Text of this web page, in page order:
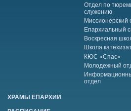
Отдел по
служению
Миссионерский
Епархиальный
Воскресная
Школа
КЮС «Спас»
Молодежный
отдел
ХРАМЫ ЕПАРХИИ